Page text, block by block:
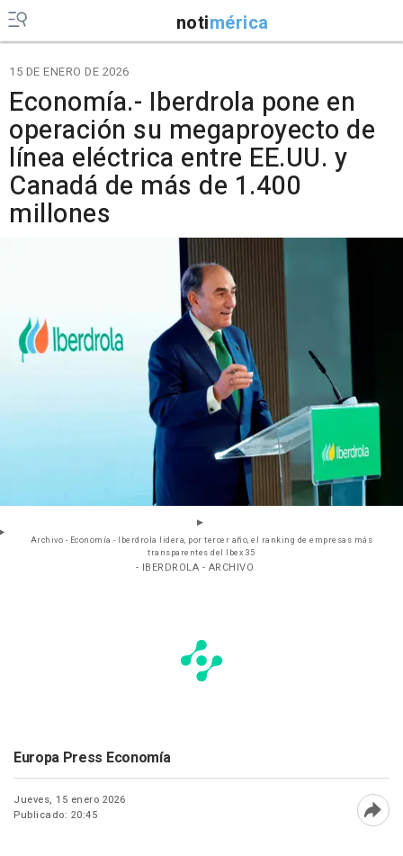
notimérica
15 DE ENERO DE 2026
Economía.- Iberdrola pone en
operación su megaproyecto de
línea eléctrica entre EE.UU. y
Canadá de más de 1.400
millones
Archivo - Economía.- Iberdrola lidera, por tercer año, el ranking de empresas más
transparentes del Ibex 35
- IBERDROLA - ARCHIVO
Europa Press Economía
Jueves, 15 enero 2026
Publicado: 20:45